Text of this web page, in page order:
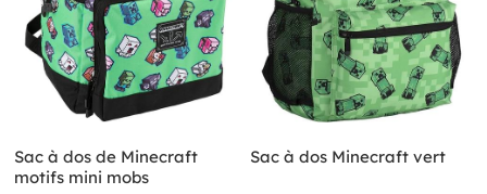
Sac à dos de Minecraft
motifs mini mobs
Sac à dos Minecraft vert